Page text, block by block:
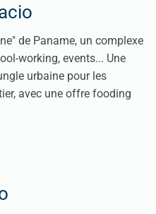
de Paname, un complexe
working, events... Une
urbaine pour les
avec une offre fooding